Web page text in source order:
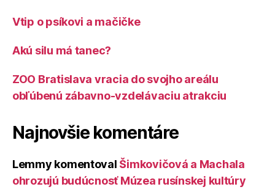
Vtip o psíkovi a mačičke
Akú silu má tanec?
ZOO Bratislava vracia do svojho areálu
obľúbenú zábavno-vzdelávaciu atrakciu
Najnovšie komentáre
Lemmy komentoval Šimkovičová a Machala
ohrozujú budúcnosť Múzea rusínskej kultúry